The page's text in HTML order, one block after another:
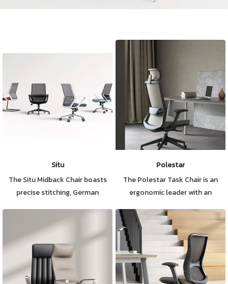
Situ
The Situ Midback Chair boasts
precise stitching, German
mechanism, reinforced nylon
base, and a lockable recline
function. You can choose from
seat upholstery options like
Sunday Polyester Fabric (MA)
Polestar
The Polestar Task Chair is an
ergonomic leader with an
one-touch reclining. Its auto-
adjusting synchro-tilt system
offers 4 positions and locks at
your desired angle. Features like
a height-adjustable headrest,
soft lumbar support, and seat